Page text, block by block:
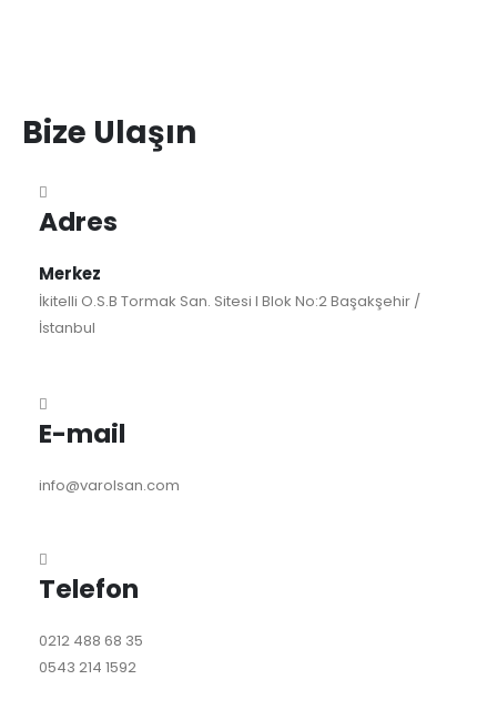
Bize Ulaşın
Adres
Merkez
İkitelli O.S.B Tormak San. Sitesi I Blok No:2 Başakşehir /
İstanbul
E-mail
info@varolsan.com
Telefon
0212 488 68 35
0543 214 1592